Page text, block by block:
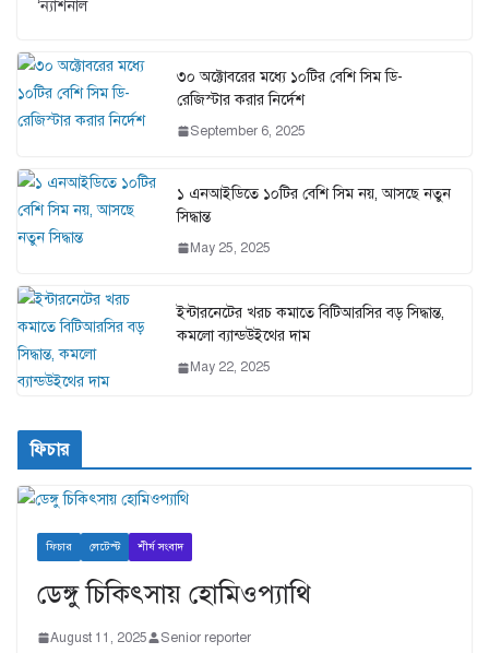
‘ন্যাশনাল
৩০ অক্টোবরের মধ্যে ১০টির বেশি সিম ডি-
রেজিস্টার করার নির্দেশ
September 6, 2025
১ এনআইডিতে ১০টির বেশি সিম নয়, আসছে নতুন
সিদ্ধান্ত
May 25, 2025
ইন্টারনেটের খরচ কমাতে বিটিআরসির বড় সিদ্ধান্ত,
কমলো ব্যান্ডউইথের দাম
May 22, 2025
ফিচার
ফিচার লেটেস্ট শীর্ষ সংবাদ
ডেঙ্গু চিকিৎসায় হোমিওপ্যাথি
August 11, 2025 Senior reporter